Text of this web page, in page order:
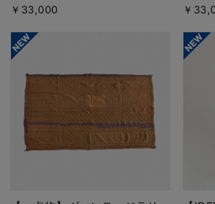
￥33,000 ￥